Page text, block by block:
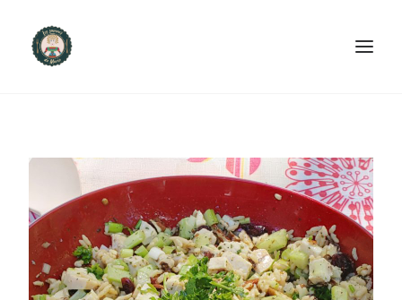
PRODUITS ET SERVICES
NOUS CONTACTER
RECETTES
FAQ